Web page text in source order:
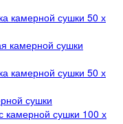
камерной сушки 50 х
камерной сушки
камерной сушки 50 х
сушки
камерной сушки 100 х